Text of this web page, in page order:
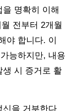
명확히 이해
전부터 2개월
야 합니다. 이
능하지만, 내용
생 시 증거로 활
신을 거부한다